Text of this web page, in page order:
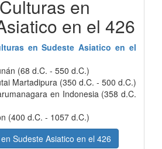
en
en el 426
en Sudeste Asiatico en el
(68 d.C. - 550 d.C.)
Martadipura (350 d.C. - 500 d.C.)
en Indonesia (358 d.C.
(400 d.C. - 1057 d.C.)
Sudeste Asiatico en el 426